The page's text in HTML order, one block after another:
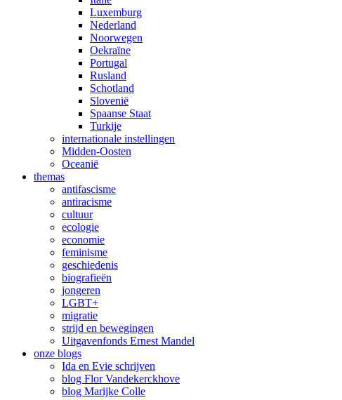
Luxemburg
Nederland
Noorwegen
Oekraïne
Portugal
Rusland
Schotland
Slovenië
Spaanse Staat
Turkije
internationale instellingen
Midden-Oosten
Oceanië
themas
antifascisme
antiracisme
cultuur
ecologie
economie
feminisme
geschiedenis
biografieën
jongeren
LGBT+
migratie
strijd en bewegingen
Uitgavenfonds Ernest Mandel
onze blogs
Ida en Evie schrijven
blog Flor Vandekerckhove
blog Marijke Colle